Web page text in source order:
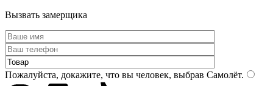
Вызвать замерщика
Пожалуйста, докажите, что вы человек, выбрав Самолёт.